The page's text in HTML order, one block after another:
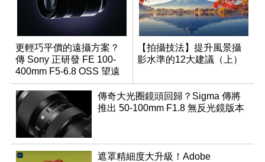
更輕巧平價的遠攝方案？
傳 Sony 正研發 FE 100-
400mm F5-6.8 OSS 望遠
變焦鏡頭
【拍攝技法】提升風景攝
影水準的12大建議（上）
傳奇大光圈鏡頭回歸？Sigma 傳將
推出 50-100mm F1.8 無反光鏡版本
遮罩精細度大升級！Adobe